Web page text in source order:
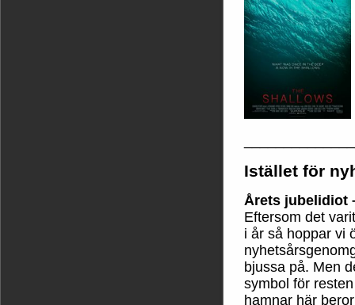
Istället för
Årets jubelidiot
Eftersom det
i år så hoppar vi
bjussa på. Men
symbol för
hamnar här